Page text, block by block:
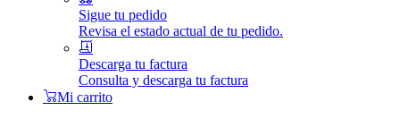
Sigue tu pedido
Revisa el estado actual de tu pedido.
Descarga tu factura
Consulta y descarga tu factura
Mi carrito